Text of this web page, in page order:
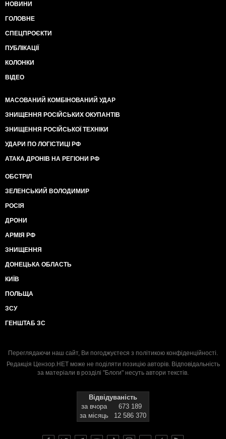
НОВИНИ
ГОЛОВНЕ
СПЕЦПРОЄКТИ
ПУБЛІКАЦІЇ
КОЛОНКИ
ВІДЕО
МАСОВАНИЙ КОМБІНОВАНИЙ УДАР
ЗНИЩЕННЯ РОСІЙСЬКИХ ОКУПАНТІВ
ЗНИЩЕННЯ РОСІЙСЬКОЇ ТЕХНІКИ
УДАРИ ПО ЛОГІСТИЦІ РФ
АТАКА ДРОНІВ НА РЕГІОНИ РФ
ОБСТРІЛ
ЗЕЛЕНСЬКИЙ ВОЛОДИМИР
РОСІЯ
ДРОНИ
АРМІЯ РФ
ЗНИЩЕННЯ
ДОНЕЦЬКА ОБЛАСТЬ
КИЇВ
ПОЛЬЩА
ЗСУ
ГЕНШТАБ ЗС
Переглядаючи наш сайт, Ви погоджуєтеся з політикою конфіденційності.
Редакція Цензор.НЕТ може не поділяти позицію авторів. Відповідальність
за матеріали в розділі "Блоги" несуть автори текстів.
Відвідуваність
за вчора
673 189
за місяць
12 586 370